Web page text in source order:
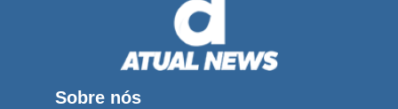
Sobre nós